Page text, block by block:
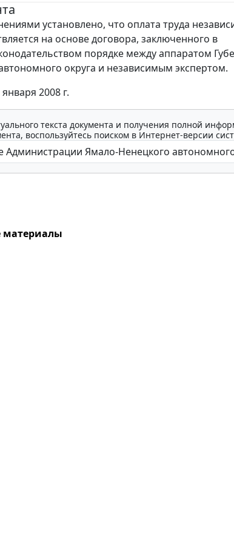
установлено, что оплата труда
на основе договора, заключенного в
порядке между аппаратом
округа и независимым экспертом.
2008 г.
текста документа и получения полной
воспользуйтесь поиском в Интернет-версии
материалы